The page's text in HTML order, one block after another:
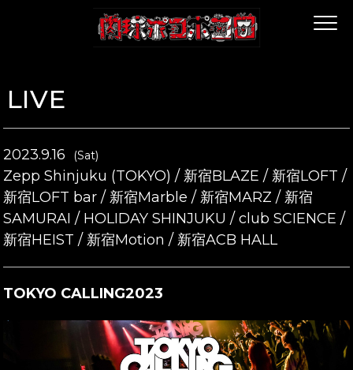
LIVE
2023.9.16 (Sat)
Zepp Shinjuku (TOKYO) / 新宿BLAZE / 新宿LOFT /
新宿LOFT bar / 新宿Marble / 新宿MARZ / 新宿
SAMURAI / HOLIDAY SHINJUKU / club SCIENCE /
新宿HEIST / 新宿Motion / 新宿ACB HALL
TOKYO CALLING2023